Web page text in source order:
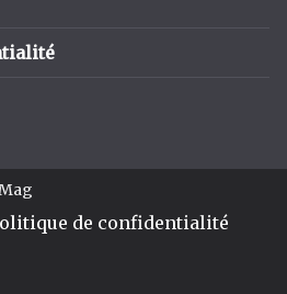
de confidentialité